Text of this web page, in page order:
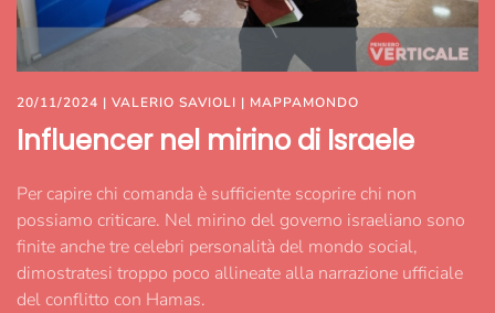
20/11/2024 | VALERIO SAVIOLI | MAPPAMONDO
Influencer nel mirino di Israele
Per capire chi comanda è sufficiente scoprire chi non
possiamo criticare. Nel mirino del governo israeliano sono
finite anche tre celebri personalità del mondo social,
dimostratesi troppo poco allineate alla narrazione ufficiale
del conflitto con Hamas.